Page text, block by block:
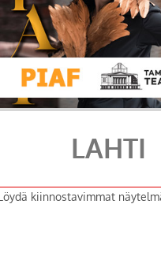
LAHTI
kiinnostavimmat